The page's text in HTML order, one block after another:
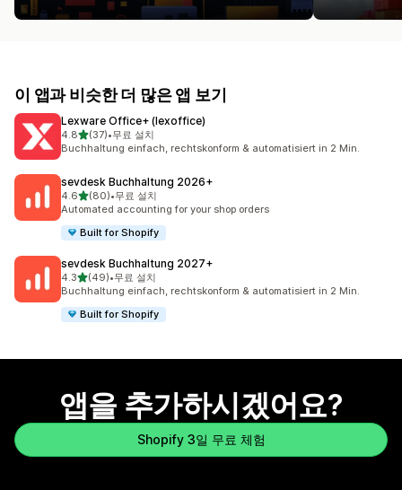
이 앱과 비슷한 더 많은 앱 보기
Lexware Office+ (lexoffice)
4.8별 5개 중
(37)
총 리뷰 37개
•무료 설치
Buchhaltung einfach, rechtskonform & automatisiert in 2 Min.
sevdesk Buchhaltung 2026+
4.6별 5개 중
(80)
총 리뷰 80개
•무료 설치
Automated accounting for your shop orders
Built for Shopify
sevdesk Buchhaltung 2027+
4.3별 5개 중
(49)
총 리뷰 49개
•무료 설치
Buchhaltung einfach, rechtskonform & automatisiert in 2 Min.
Built for Shopify
앱을 추가하시겠어요?
Shopify 3일 무료 체험